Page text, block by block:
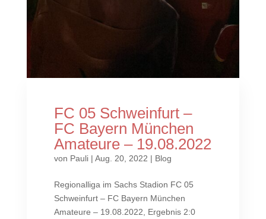
FC 05 Schweinfurt –
FC Bayern München
Amateure – 19.08.2022
von Pauli| Aug. 20, 2022 | Blog
Regionalliga im Sachs Stadion FC 05
Schweinfurt – FC Bayern München
Amateure – 19.08.2022, Ergebnis 2:0